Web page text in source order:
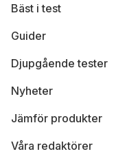
Bäst i test
Guider
Djupgående tester
Nyheter
Jämför produkter
Våra redaktörer